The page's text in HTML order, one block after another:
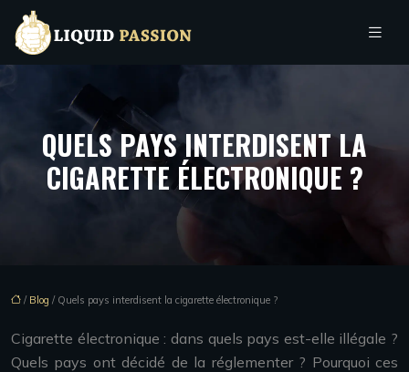
QUELS PAYS INTERDISENT LA
CIGARETTE ÉLECTRONIQUE ?
/ Blog / Quels pays interdisent la cigarette électronique ?
Cigarette électronique : dans quels pays est-elle illégale ?
Quels pays ont décidé de la réglementer ? Pourquoi ces